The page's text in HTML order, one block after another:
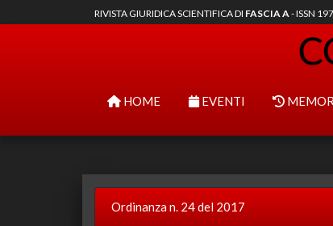
RIVISTA GIURIDICA SCIENTIFICA DI FASCIA A- ISSN
HOME EVENTI
Ordinanza n. 24 del 2017